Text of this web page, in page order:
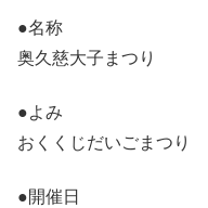
●名称
奥久慈大子まつり
●よみ
おくくじだいごまつり
●開催日